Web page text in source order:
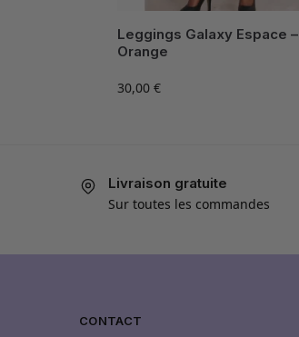
Leggings Galaxy Espace –
Orange
30,00 €
Livraison gratuite
Sur toutes les commandes
CONTACT